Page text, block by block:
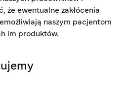
że ewentualne zakłócenia
naszym pacjentom
im produktów.